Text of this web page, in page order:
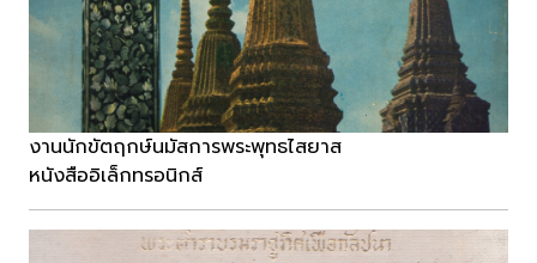
งานนักขัตฤกษ์นมัสการพระพุทธไสยาส
หนังสืออิเล็กทรอนิกส์